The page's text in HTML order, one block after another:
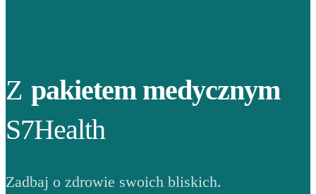
Z pakietem medycznym
S7Health
Zadbaj o zdrowie swoich bliskich.